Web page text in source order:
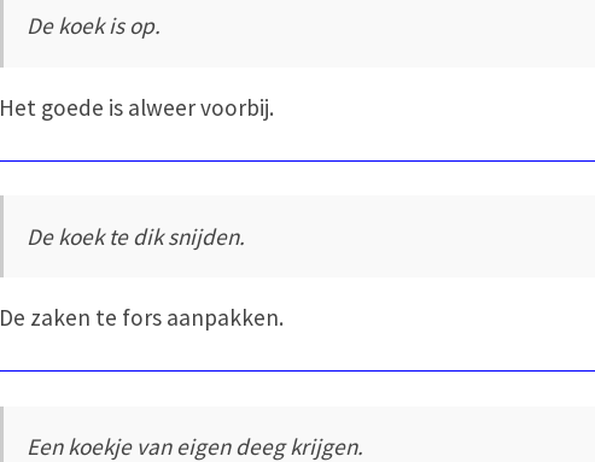
De koek is op.
Het goede is alweer voorbij.
De koek te dik snijden.
De zaken te fors aanpakken.
Een koekje van eigen deeg krijgen.